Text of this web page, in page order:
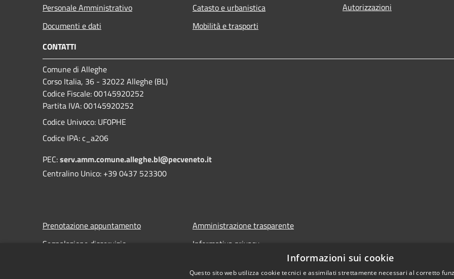
Personale Amministrativo
Documenti e dati
Catasto e urbanistica
Mobilità e trasporti
Autorizzazioni
CONTATTI
Comune di Alleghe
Corso Italia, 36 - 32022 Alleghe (BL)
Codice Fiscale: 00145920252
Partita IVA: 00145920252
Codice Univoco: UF0PHE
Codice IPA: c_a206
PEC:serv.amm.comune.alleghe.bl@pecveneto.it
Centralino Unico: +39 0437 523300
Prenotazione appuntamento
Segnalazione disservizio
Amministrazione trasparente
Informativa privacy
Informazioni sui cookie
Questo sito web utilizza cookie tecnici e assimilati strettamente necessari al corretto